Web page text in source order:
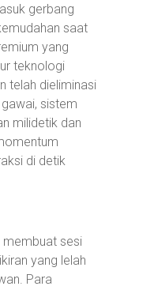
gerbang
saat
yang
teknologi
telah dieliminasi
sistem
milidetik dan
di detik
membuat sesi
yang lelah
Para